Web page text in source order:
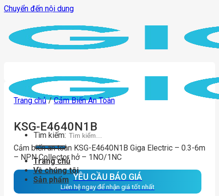
Chuyển đến nội dung
Tìm kiếm:
Trang chủ
Về chúng tôi
Sản phẩm
Trang chủ / Cảm Biến An Toàn
KSG-E4640N1B
Cảm biến an toàn KSG-E4640N1B Giga Electric – 0.3-6m
– NPN Collector hở – 1NO/1NC
YÊU CẦU BÁO GIÁ
Liên hệ ngay để nhận giá tốt nhất